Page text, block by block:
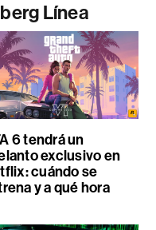
Línea
6 tendrá un
exclusivo en
cuándo se
y a qué hora